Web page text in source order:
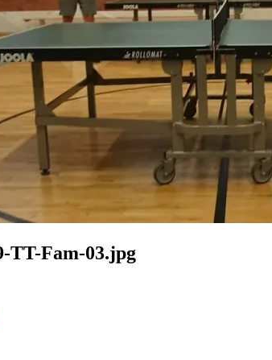
TT-Fam-03.jpg